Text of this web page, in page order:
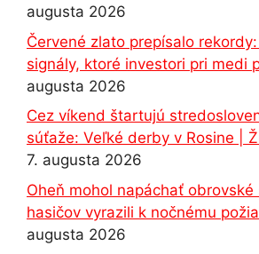
augusta 2026
Červené zlato prepísalo
signály, ktoré investori pri medi
augusta 2026
Cez víkend štartujú
súťaže: Veľké derby v Rosine |
7. augusta 2026
Oheň mohol napáchať
hasičov vyrazili k nočnému
augusta 2026